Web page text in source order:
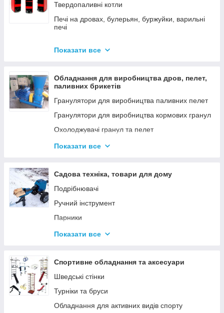
Твердопаливні котли
Печі на дровах, булерьян, буржуйки, варильні
печі
Котли електричні
Газові котли
Аксесуари для твердопаливних котлів
Показати все
Обладнання для виробництва дров, пелет,
паливних брикетів
Гранулятори для виробництва паливних пелет
Гранулятори для виробництва кормових гранул
Охолоджувачі гранул та пелет
Подрібнювачі
Дровоколи
Показати все
Садова техніка, товари для дому
Подрібнювачі
Ручний інструмент
Парники
Термоси
Показати все
Спортивне обладнання та аксесуари
Шведські стінки
Турніки та бруси
Обладнання для активних видів спорту